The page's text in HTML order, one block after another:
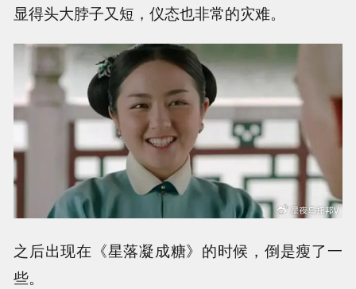
显得头大脖子又短，仪态也非常的灾难。
之后出现在《星落凝成糖》的时候，倒是瘦了一
些。